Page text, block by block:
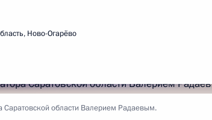
нефтяной и газовой
Ново-Огарёво
области Валерием Радаевым.